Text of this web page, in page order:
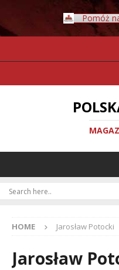
Pomóż
HOME Jarosław Potocki
Jarosław